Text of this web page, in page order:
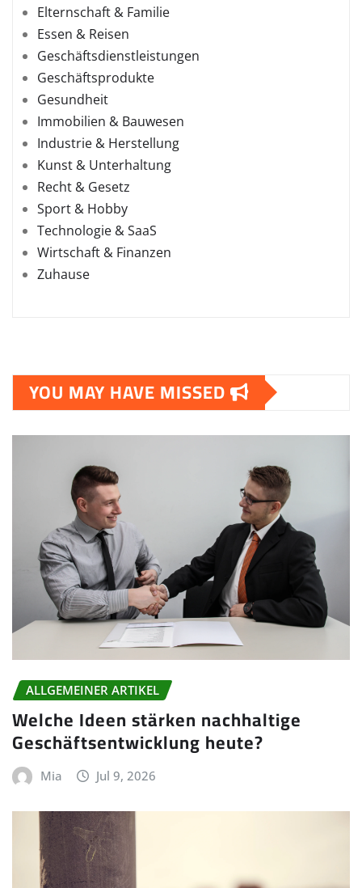
Elternschaft & Familie
Essen & Reisen
Geschäftsdienstleistungen
Geschäftsprodukte
Gesundheit
Immobilien & Bauwesen
Industrie & Herstellung
Kunst & Unterhaltung
Recht & Gesetz
Sport & Hobby
Technologie & SaaS
Wirtschaft & Finanzen
Zuhause
YOU MAY HAVE MISSED
ALLGEMEINER ARTIKEL
Welche Ideen stärken nachhaltige
Geschäftsentwicklung heute?
Mia Jul 9, 2026